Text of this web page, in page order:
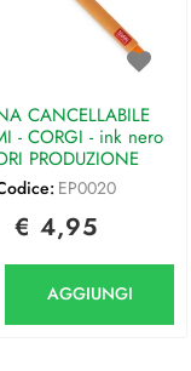
CANCELLABILE
- CORGI - ink nero
PRODUZIONE
EP0020
€ 4,95
AGGIUNGI